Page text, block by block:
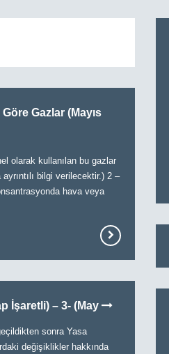
Gazlar (Mayıs
olarak kullanılan bu gazlar
bilgi verilecektir.) 2 –
hava veya
İşaretli) – 3- (May
sonra Yasa
değişiklikler hakkında